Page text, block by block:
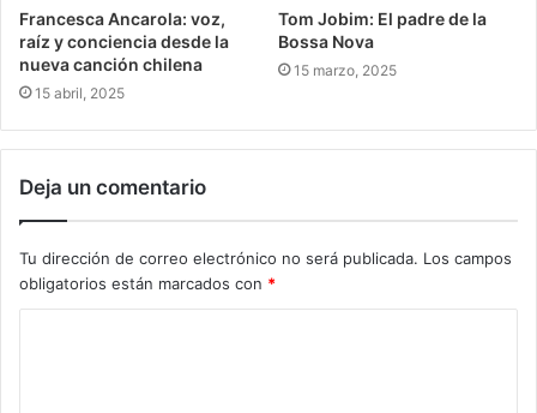
Francesca Ancarola: voz,
raíz y conciencia desde la
nueva canción chilena
15 abril, 2025
Tom Jobim: El padre de la
Bossa Nova
15 marzo, 2025
Deja un comentario
Tu dirección de correo electrónico no será publicada. Los campos
obligatorios están marcados con *